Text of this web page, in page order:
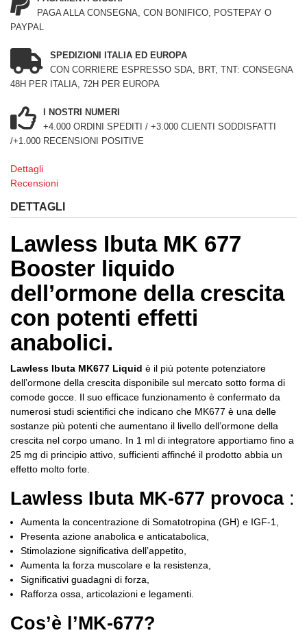
PAGA ALLA CONSEGNA, CON BONIFICO, POSTEPAY O
PAYPAL
SPEDIZIONI ITALIA ED EUROPA
CON CORRIERE ESPRESSO SDA, BRT, TNT: CONSEGNA
48H PER ITALIA, 72H PER EUROPA
I NOSTRI NUMERI
+4.000 ORDINI SPEDITI / +3.000 CLIENTI SODDISFATTI
/+1.000 RECENSIONI POSITIVE
Dettagli
Recensioni
DETTAGLI
Lawless Ibuta MK 677
Booster liquido
dell’ormone della crescita
con potenti effetti
anabolici.
Lawless Ibuta MK677 Liquid è il più potente potenziatore
dell’ormone della crescita disponibile sul mercato sotto forma di
comode gocce. Il suo efficace funzionamento è confermato da
numerosi studi scientifici che indicano che MK677 è una delle
sostanze più potenti che aumentano il livello dell’ormone della
crescita nel corpo umano. In 1 ml di integratore apportiamo fino a
25 mg di principio attivo, sufficienti affinché il prodotto abbia un
effetto molto forte.
Lawless Ibuta MK-677 provoca:
Aumenta la concentrazione di Somatotropina (GH) e IGF-1,
Presenta azione anabolica e anticatabolica,
Stimolazione significativa dell’appetito,
Aumenta la forza muscolare e la resistenza,
Significativi guadagni di forza,
Rafforza ossa, articolazioni e legamenti.
Cos’è l’MK-677?